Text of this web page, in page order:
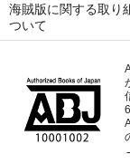
海賊版に関する取り
ついて